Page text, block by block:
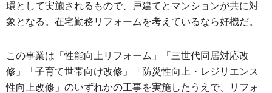
環として実施されるもので、戸建てとマンションが共に対
象となる。在宅勤務リフォームを考えているなら好機だ。
この事業は「性能向上リフォーム」「三世代同居対応改
修」「子育て世帯向け改修」「防災性向上・レジリエンス
性向上改修」のいずれかの工事を実施したうえで、リフォ